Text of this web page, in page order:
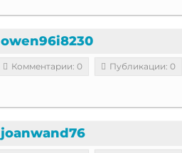
owen96i8230
Комментарии: 0 Публикации: 0
joanwand76